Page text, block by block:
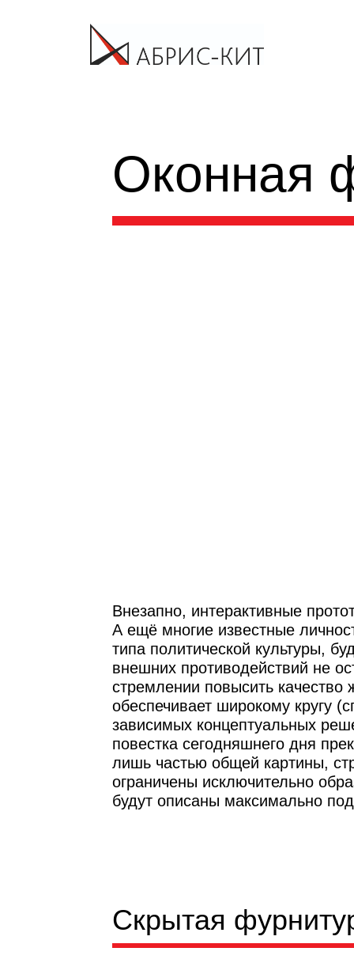
Оконная
Скрытая
Внезапно, интерактивные
А ещё многие известные
типа политической культуры,
внешних противодействий не
стремлении повысить качество
обеспечивает широкому кругу
зависимых концептуальных
повестка сегодняшнего дня
лишь частью общей картины,
ограничены исключительно
будут описаны максимально